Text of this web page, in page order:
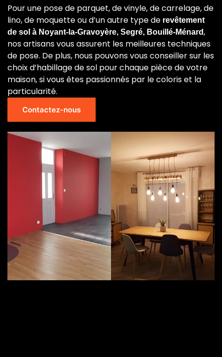
Pour une pose de parquet, de vinyle, de carrelage, de
lino, de moquette ou d’un autre type de revêtement
de sol à Noyant-la-Gravoyère, Segré, Bouillé-Ménard,
nos artisans vous assurent les meilleures techniques
de pose. De plus, nous pouvons vous conseiller sur les
choix d’habillage de sol pour chaque pièce de votre
maison, si vous êtes passionnés par le coloris et la
particularité.
Contactez-nous